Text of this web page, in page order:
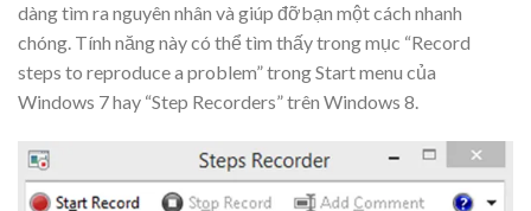
dàng tìm ra nguyên nhân và giúp đỡbạn một cách nhanh
chóng. Tính năng này có thể tìm thấy trong mục “Record
steps to reproduce a problem” trong Start menu của
Windows 7 hay “Step Recorders” trên Windows 8.